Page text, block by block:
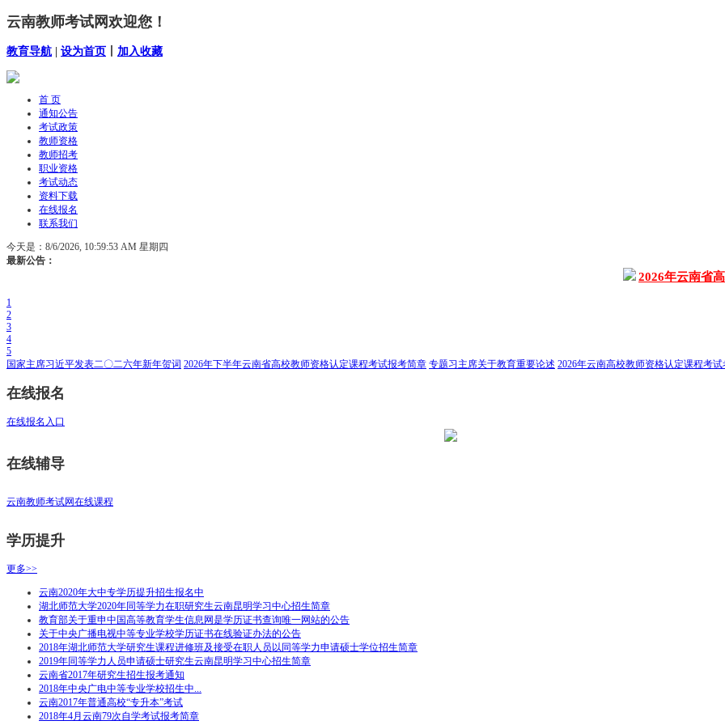
云南教师考试网欢迎您！
教育导航 | 设为首页 加入收藏
首 页
通知公告
考试政策
教师资格
教师招考
职业资格
考试动态
资料下载
在线报名
联系我们
今天是： 8/6/2026, 10:59:53 AM 星期四
最新公告：
2026年云南省高校
1
2
3
4
5
国家主席习近平发表二〇二六年新年贺词 2026年下半年云南省高校教师资格认定课程考试报考简章 专题习主席关于教育重要论述 2026年云南高校教师资格认定课程考试
在线报名
在线报名入口
在线辅导
云南教师考试网在线课程
学历提升
更多>>
云南2020年大中专学历提升招生报名中
湖北师范大学2020年同等学力在职研究生云南昆明学习中心招生简章
教育部关于重申中国高等教育学生信息网是学历证书查询唯一网站的公告
关于中央广播电视中等专业学校学历证书在线验证办法的公告
2018年湖北师范大学研究生课程进修班及接受在职人员以同等学力申请硕士学位招生简章
2019年同等学力人员申请硕士研究生云南昆明学习中心招生简章
云南省2017年研究生招生报考通知
2018年中央广电中等专业学校招生中...
云南2017年普通高校“专升本”考试
2018年4月云南79次自学考试报考简章